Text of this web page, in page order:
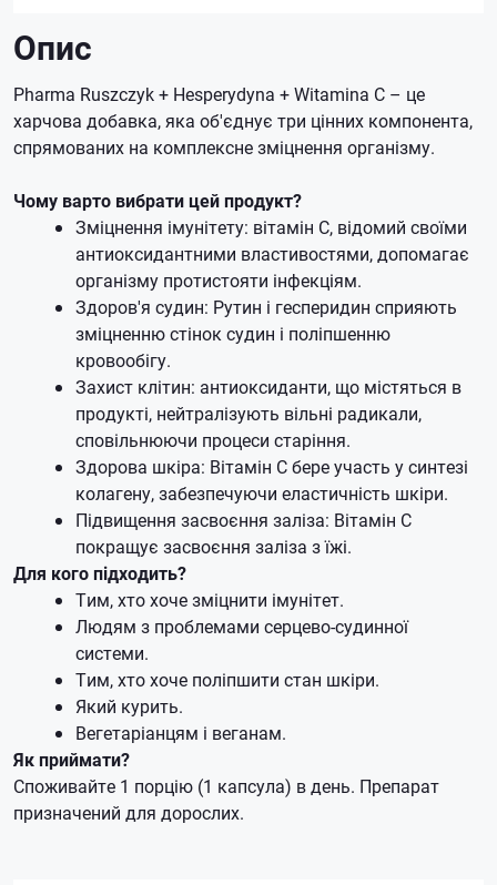
Опис
Pharma Ruszczyk + Hesperydyna + Witamina C – це
харчова добавка, яка об'єднує три цінних компонента,
спрямованих на комплексне зміцнення організму.
Чому варто вибрати цей продукт?
Зміцнення імунітету: вітамін С, відомий своїми
антиоксидантними властивостями, допомагає
організму протистояти інфекціям.
Здоров'я судин: Рутин і гесперидин сприяють
зміцненню стінок судин і поліпшенню
кровообігу.
Захист клітин: антиоксиданти, що містяться в
продукті, нейтралізують вільні радикали,
сповільнюючи процеси старіння.
Здорова шкіра: Вітамін С бере участь у синтезі
колагену, забезпечуючи еластичність шкіри.
Підвищення засвоєння заліза: Вітамін C
покращує засвоєння заліза з їжі.
Для кого підходить?
Тим, хто хоче зміцнити імунітет.
Людям з проблемами серцево-судинної
системи.
Тим, хто хоче поліпшити стан шкіри.
Який курить.
Вегетаріанцям і веганам.
Як приймати?
Споживайте 1 порцію (1 капсула) в день. Препарат
призначений для дорослих.